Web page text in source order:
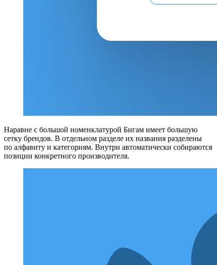
Наравне с большой номенклатурой Бигам имеет большую
сетку брендов. В отдельном разделе их названия разделены
по алфавиту и категориям. Внутри автоматически собираются
позиции конкретного производителя.